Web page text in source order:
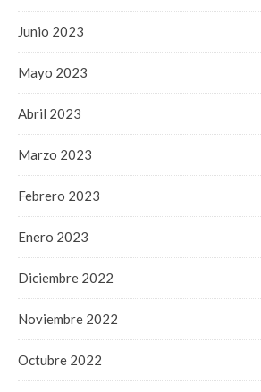
Junio 2023
Mayo 2023
Abril 2023
Marzo 2023
Febrero 2023
Enero 2023
Diciembre 2022
Noviembre 2022
Octubre 2022